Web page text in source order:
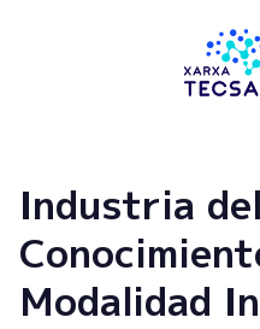
Industria del
Modalidad